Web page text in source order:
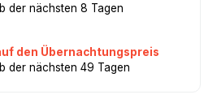
der nächsten 8 Tagen
den Übernachtungspreis
der nächsten 49 Tagen